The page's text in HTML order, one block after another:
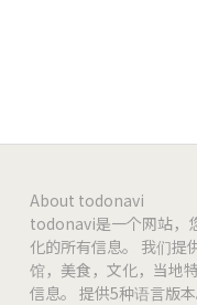
About todonavi
todonavi是一个网站，
化的所有信息。 我们提
馆，美食，文化，当地
信息。 提供5种语言版本